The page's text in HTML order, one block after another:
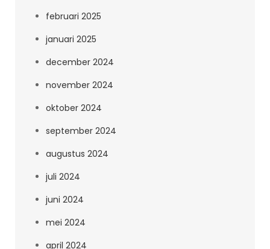
februari 2025
januari 2025
december 2024
november 2024
oktober 2024
september 2024
augustus 2024
juli 2024
juni 2024
mei 2024
april 2024